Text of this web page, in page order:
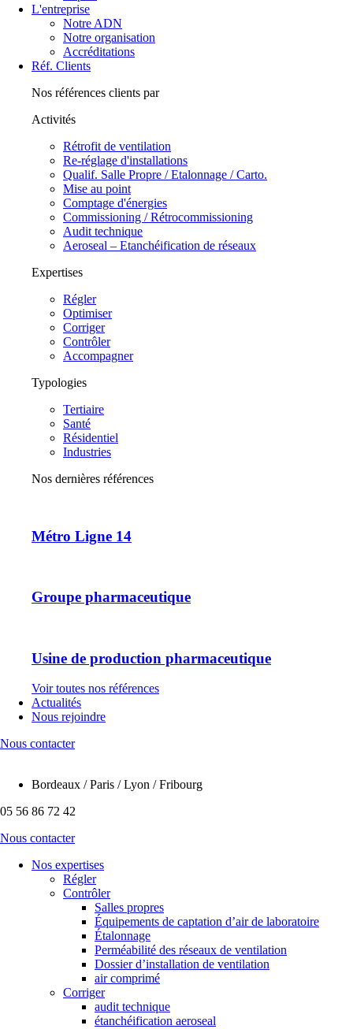
L'entreprise
Notre ADN
Notre organisation
Accréditations
Réf. Clients
Nos références clients par
Activités
Rétrofit de ventilation
Re-réglage d'installations
Qualif. Salle Propre / Etalonnage / Carto.
Mise au point
Comptage d'énergies
Commissioning / Rétrocommissioning
Audit technique
Aeroseal – Etanchéification de réseaux
Expertises
Régler
Optimiser
Corriger
Contrôler
Accompagner
Typologies
Tertiaire
Santé
Résidentiel
Industries
Nos dernières références
Métro Ligne 14
Groupe pharmaceutique
Usine de production pharmaceutique
Voir toutes nos références
Actualités
Nous rejoindre
Nous contacter
Bordeaux / Paris / Lyon / Fribourg
05 56 86 72 42
Nous contacter
Nos expertises
Régler
Contrôler
Salles propres
Équipements de captation d’air de laboratoire
Étalonnage
Perméabilité des réseaux de ventilation
Dossier d’installation de ventilation
air comprimé
Corriger
audit technique
étanchéification aeroseal